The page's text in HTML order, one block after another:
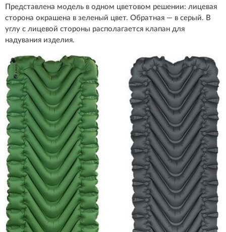
Представлена модель в одном цветовом решении: лицевая
сторона окрашена в зеленый цвет. Обратная — в серый. В
углу с лицевой стороны располагается клапан для
надувания изделия.